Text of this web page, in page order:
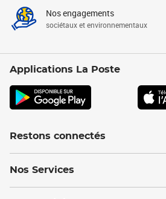
Nos engagements
sociétaux et environnementaux
Applications La Poste
Restons connectés
Nos Services